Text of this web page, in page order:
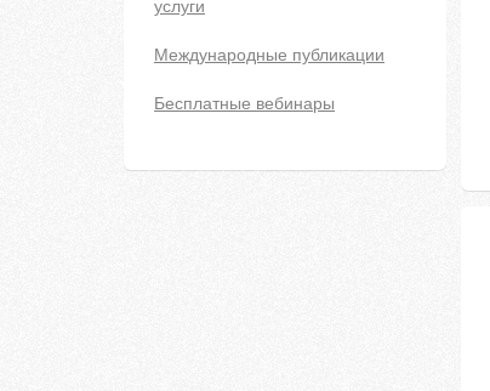
услуги
Международные публикации
Бесплатные вебинары